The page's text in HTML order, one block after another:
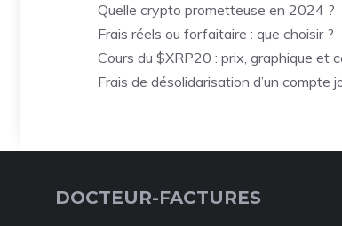
Quelle crypto prometteuse en 2024 ?
Frais réels ou forfaitaire : que choisir ?
Cours du $XRP20 : prix, graphique et
Frais de désolidarisation d’un compte
DOCTEUR-FACTURES